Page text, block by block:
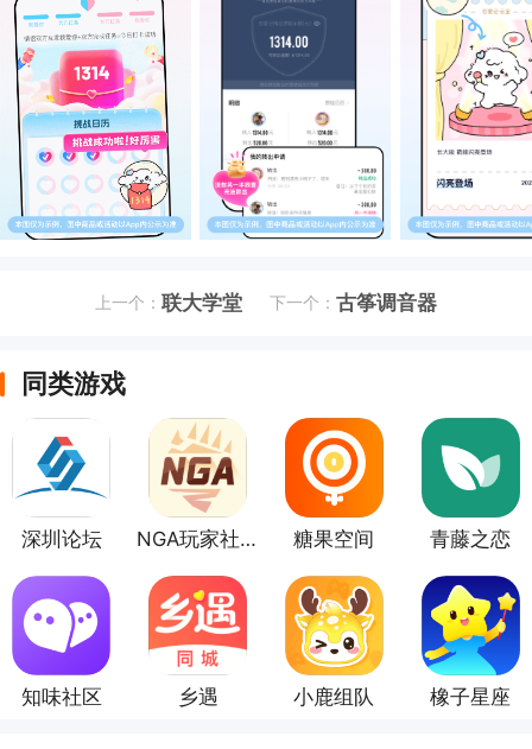
上一个： 联大学堂 下一个：古筝调音器
同类游戏
深圳论坛 NGA玩家社区 糖果空间 青藤之恋
知味社区 乡遇 小鹿组队 橡子星座